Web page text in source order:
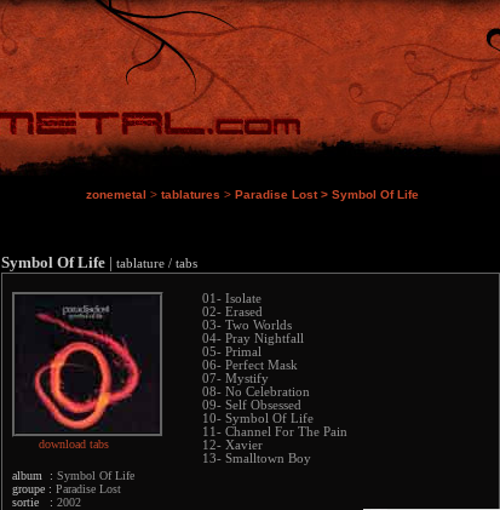
zonemetal > tablatures > Paradise Lost > Symbol Of Life
Symbol Of Life | tablature / tabs
download tabs
album : Symbol Of Life
groupe : Paradise Lost
sortie : 2002
01- Isolate
02- Erased
03- Two Worlds
04- Pray Nightfall
05- Primal
06- Perfect Mask
07- Mystify
08- No Celebration
09- Self Obsessed
10- Symbol Of Life
11- Channel For The Pain
12- Xavier
13- Smalltown Boy